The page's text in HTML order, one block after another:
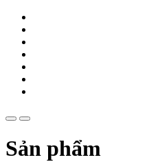
Sản phẩm